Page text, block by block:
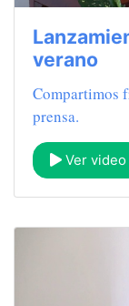
verano
Compartimos
prensa.
Ver video